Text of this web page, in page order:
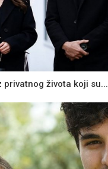
života koji su...